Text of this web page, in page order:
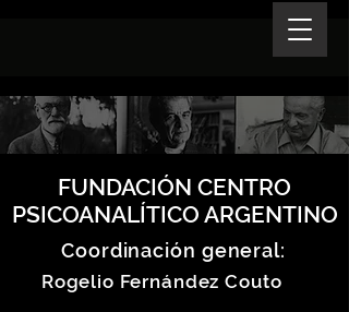
FUNDACIÓN CENTRO
PSICOANALÍTICO ARGENTINO
Coordinación general:
Rogelio Fernández Couto